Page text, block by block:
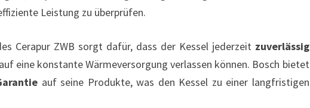
Leistung zu überprüfen.
Cerapur ZWB sorgt dafür, dass der Kessel jederzeit zuverlässig
eine konstante Wärmeversorgung verlassen können. Bosch bietet
auf seine Produkte, was den Kessel zu einer langfristigen